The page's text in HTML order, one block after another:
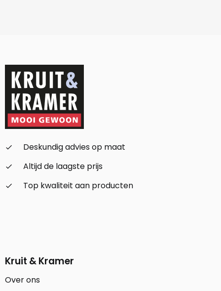
check_small
Deskundig advies op maat
check_small
Altijd de laagste prijs
check_small
Top kwaliteit aan producten
Kruit & Kramer
Over ons